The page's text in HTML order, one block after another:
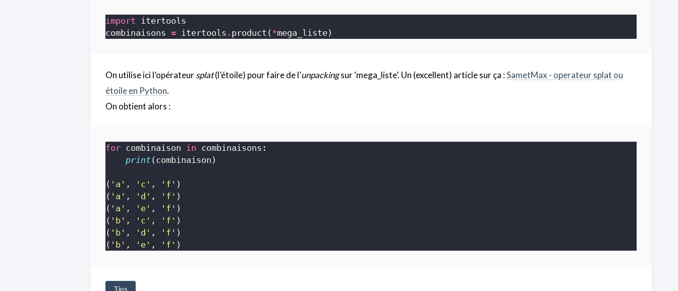
import
combinaisons = itertools . product( *
On utilise ici l’opérateursplat(l’étoile) pour faire de l’unpackingsur ‘mega_liste’. Un (excellent) article sur ça :SametMax - operateur splat ou
étoile en Python.
On obtient alors :
for combinaison in
print
( 'a' , 'c' , 'f'
( 'a' , 'd' , 'f'
( 'a' , 'e' , 'f'
( 'b' , 'c' , 'f'
( 'b' , 'd' , 'f'
( 'b' , 'e' , 'f'
Tips